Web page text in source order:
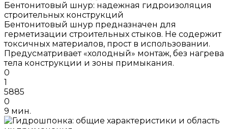
Бентонитовый шнур: надежная гидроизоляция
строительных конструкций
Бентонитовый шнур предназначен для
герметизации строительных стыков. Не содержит
токсичных материалов, прост в использовании.
Предусматривает «холодный» монтаж, без нагрева
тела конструкции и зоны примыкания.
0
1
5885
0
9 мин.